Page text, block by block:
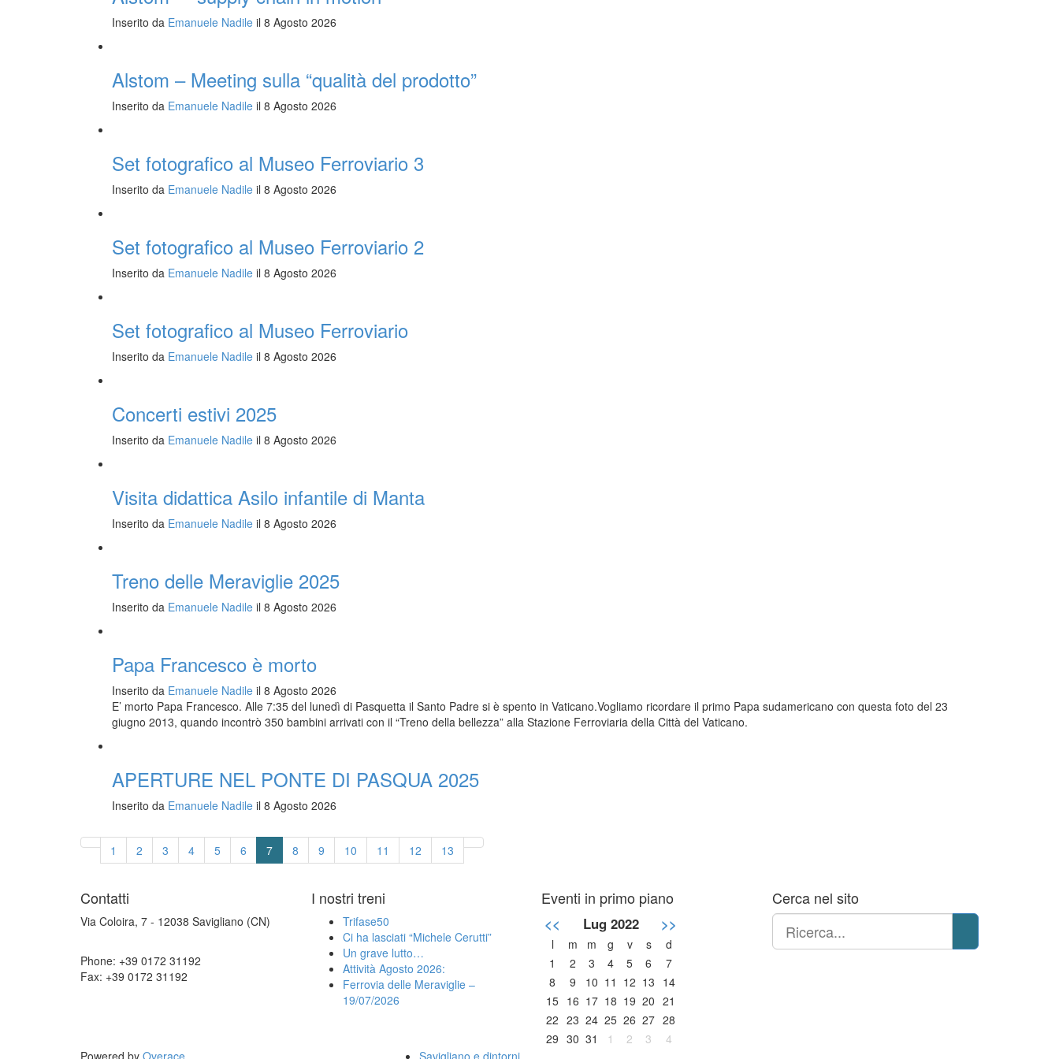
Inserito da Emanuele Nadile il 8 Agosto 2026
Alstom – Meeting sulla “qualità del prodotto”
Inserito da Emanuele Nadile il 8 Agosto 2026
Set fotografico al Museo Ferroviario 3
Inserito da Emanuele Nadile il 8 Agosto 2026
Set fotografico al Museo Ferroviario 2
Inserito da Emanuele Nadile il 8 Agosto 2026
Set fotografico al Museo Ferroviario
Inserito da Emanuele Nadile il 8 Agosto 2026
Concerti estivi 2025
Inserito da Emanuele Nadile il 8 Agosto 2026
Visita didattica Asilo infantile di Manta
Inserito da Emanuele Nadile il 8 Agosto 2026
Treno delle Meraviglie 2025
Inserito da Emanuele Nadile il 8 Agosto 2026
Papa Francesco è morto
Inserito da Emanuele Nadile il 8 Agosto 2026
E’ morto Papa Francesco. Alle 7:35 del lunedì di Pasquetta il Santo Padre si è spento in Vaticano.Vogliamo ricordare il primo Papa sudamericano con questa foto del 23
giugno 2013, quando incontrò 350 bambini arrivati con il “Treno della bellezza” alla Stazione Ferroviaria della Città del Vaticano.
APERTURE NEL PONTE DI PASQUA 2025
Inserito da Emanuele Nadile il 8 Agosto 2026
1 2 3 4 5 6 7 8 9 10 11 12 13
Contatti
Via Coloira, 7 - 12038 Savigliano (CN)
Phone: +39 0172 31192
Fax: +39 0172 31192
I nostri treni
Trifase50
Ci ha lasciati “Michele Cerutti”
Un grave lutto…
Attività Agosto 2026:
Ferrovia delle Meraviglie –
19/07/2026
Eventi in primo piano
<< Lug 2022 >>
l m m g v s
d
1
2 3 4 5 6
7
8
9 10 11 12 13 14
15 16 17 18 19 20 21
22 23 24 25 26 27 28
29 30 31 1 2 3 4
Cerca nel sito